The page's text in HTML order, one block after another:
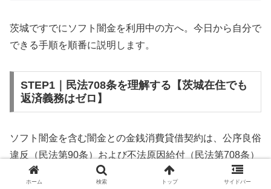
茨城ですでにソフト闇金を利用中の方へ。今日から自分で
できる手順を順番に説明します。
STEP1｜民法708条を理解する【茨城在住でも
返済義務はゼロ】
ソフト闇金を含む闇金との金銭消費貸借契約は、公序良俗
違反（民法第90条）および不法原因給付（民法第708条）
に該当するため、法的には無効です。茨城在住であっても
ホーム 検索 トップ サイドバー